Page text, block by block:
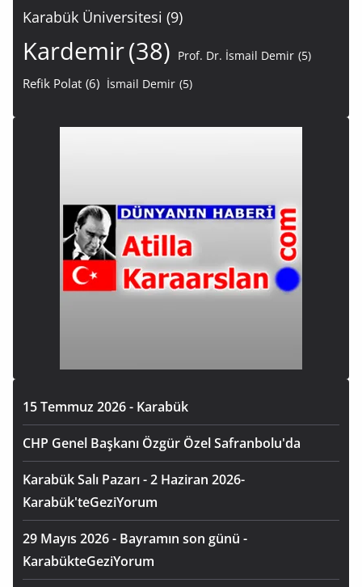
Karabük Üniversitesi (9)
Kardemir(38) Prof. Dr. İsmail Demir (5)
Refik Polat (6) İsmail Demir (5)
15 Temmuz 2026 - Karabük
CHP Genel Başkanı Özgür Özel Safranbolu'da
Karabük Salı Pazarı - 2 Haziran 2026-
Karabük'teGeziYorum
29 Mayıs 2026 - Bayramın son günü -
KarabükteGeziYorum